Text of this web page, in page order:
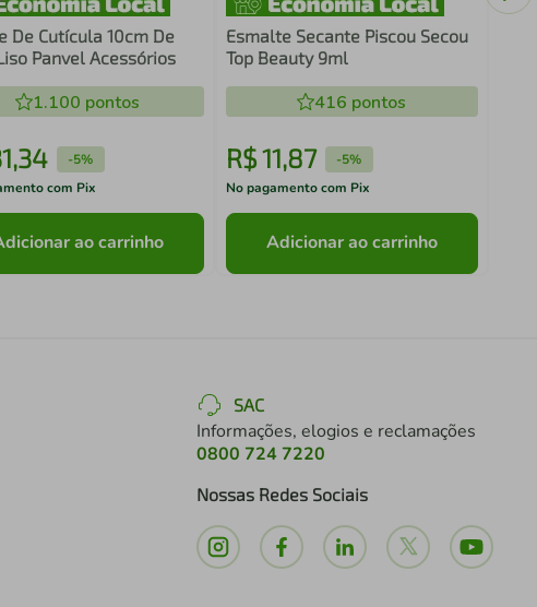
De Cutícula 10cm De
Panvel Acessórios
1.100 pontos
,34 -5%
com Pix
ao carrinho
Esmalte Secante Piscou Secou
Top Beauty 9ml
416 pontos
R$11,87 -5%
No pagamento com Pix
Adicionar ao carrinho
SAC
Informações, elogios e reclamações
0800 724 7220
Nossas Redes Sociais